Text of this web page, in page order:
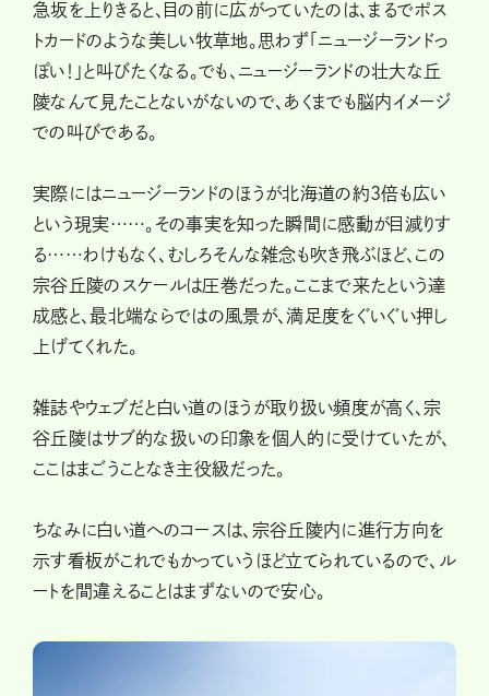
急坂を上りきると、目の前に広がっていたのは、まるでポス
トカードのような美しい牧草地。思わず「ニュージーランドっ
ぽい！」と叫びたくなる。でも、ニュージーランドの壮大な丘
陵なんて見たことないがないので、あくまでも脳内イメージ
での叫びである。
実際にはニュージーランドのほうが北海道の約3倍も広い
という現実……。その事実を知った瞬間に感動が目減りす
る……わけもなく、むしろそんな雑念も吹き飛ぶほど、この
宗谷丘陵のスケールは圧巻だった。ここまで来たという達
成感と、最北端ならではの風景が、満足度をぐいぐい押し
上げてくれた。
雑誌やウェブだと白い道のほうが取り扱い頻度が高く、宗
谷丘陵はサブ的な扱いの印象を個人的に受けていたが、
ここはまごうことなき主役級だった。
ちなみに白い道へのコースは、宗谷丘陵内に進行方向を
示す看板がこれでもかっていうほど立てられているので、ル
ートを間違えることはまずないので安心。